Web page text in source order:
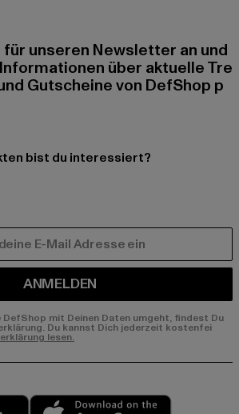
unseren Newsletter an und
über aktuelle Tre
Gutscheine von DefShop p
bist du interessiert?
ANMELDEN
mit Deinen Daten umgeht, findest Du
Du kannst Dich jederzeit kostenfei
lesen.
Play market